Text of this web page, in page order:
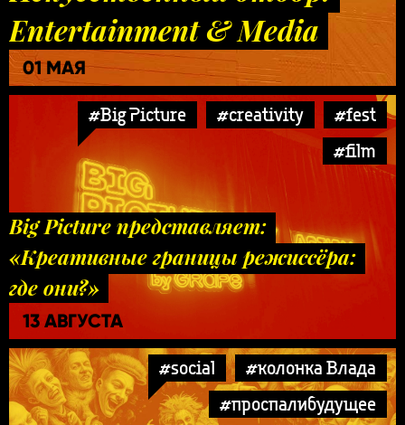
Entertainment & Media
01 МАЯ
#Big Picture #creativity
#fest
#film
Big Picture представляет:
«Креативные границы режиссёра:
где они?»
13 АВГУСТА
#social
#колонка Влада
#проспалибудущее